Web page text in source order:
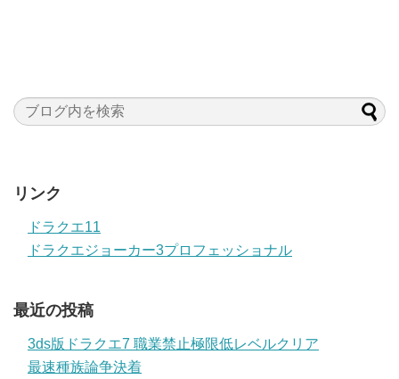
リンク
ドラクエ11
ドラクエジョーカー3プロフェッショナル
最近の投稿
3ds版ドラクエ7 職業禁止極限低レベルクリア
最速種族論争決着